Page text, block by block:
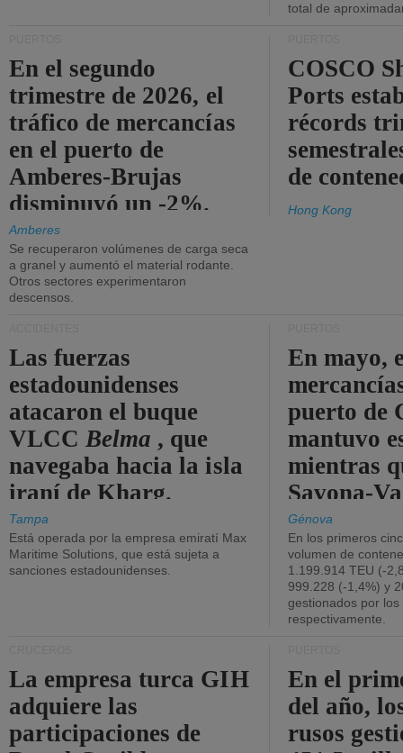
total de
En el segundo
trimestre de 2026, el
tráfico de mercancías
en el puerto de
Amberes-Brujas
disminuyó un -2%.
Amberes
Se recuperaron volúmenes de carga seca
a granel y aumentó el material rodante.
Otros sectores experimentaron
descensos.
COSCO
Ports
récords
de
Hong Kong
Las fuerzas
estadounidenses
atacaron el buque
VLCCBelma , que
navegaba hacia la isla
iraní de Kharg.
Tampa
Está operada por la empresa emiratí Max
Maritime Solutions, que está sujeta a
sanciones estadounidenses.
En mayo,
puerto de
mantuvo
mientras
Savona-
Génova
En los primeros
volumen de
1.199.914 TEU (-
999.228 (-1,4%) y
gestionados por
respectivamente.
La empresa turca GIH
adquiere las
participaciones de
En el
del año,
rusos